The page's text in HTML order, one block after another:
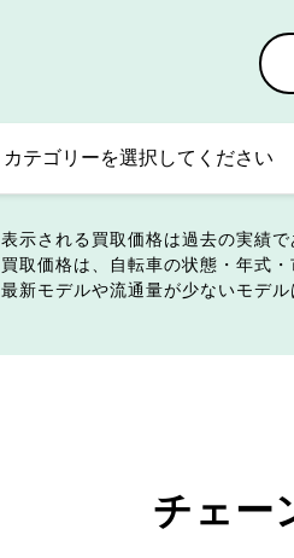
表示される買取価格は過去の実績
買取価格は、自転車の状態・年式
最新モデルや流通量が少ないモデ
チェー